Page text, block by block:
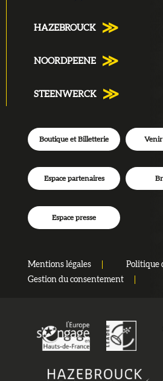
HAZEBROUCK
NOORDPEENE
STEENWERCK
Mentions légales
Politique
Gestion du consentement
Boutique et Billetterie Venir
Espace partenaires
Espace presse